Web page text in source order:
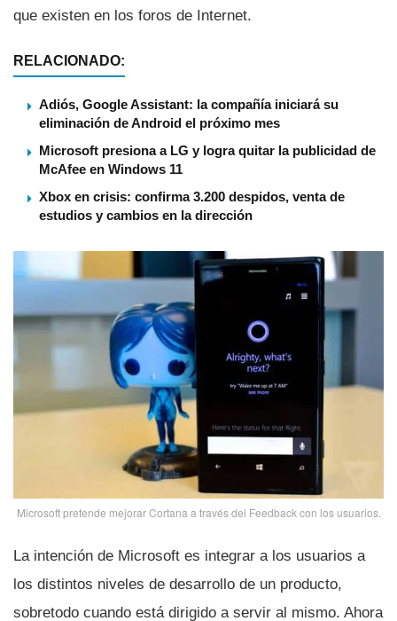
que existen en los foros de Internet.
RELACIONADO:
Adiós, Google Assistant: la compañía iniciará su
eliminación de Android el próximo mes
Microsoft presiona a LG y logra quitar la publicidad de
McAfee en Windows 11
Xbox en crisis: confirma 3.200 despidos, venta de
estudios y cambios en la dirección
Microsoft pretende mejorar Cortana a través del Feedback con los usuarios.
La intención de Microsoft es integrar a los usuarios a
los distintos niveles de desarrollo de un producto,
sobretodo cuando está dirigido a servir al mismo. Ahora